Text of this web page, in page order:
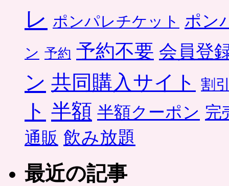
レ ポンパレチケット ポン
ン 予約 予約不要 会員登
ン 共同購入サイト 割
ト 半額 半額クーポン 完
通販 飲み放題
最近の記事